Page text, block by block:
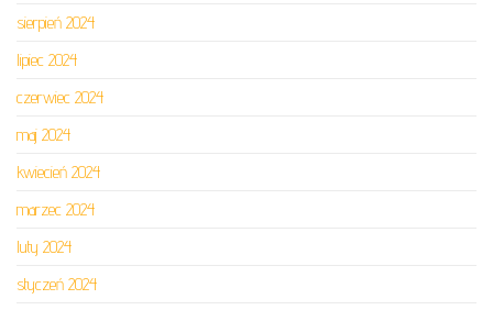
sierpień 2024
lipiec 2024
czerwiec 2024
maj 2024
kwiecień 2024
marzec 2024
luty 2024
styczeń 2024